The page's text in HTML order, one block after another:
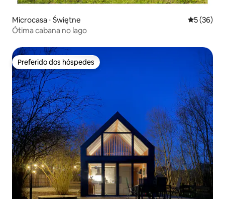
Microcasa ⋅ Świętne 5 de uma
5 (36)
Ótima cabana no lago
Preferido dos hóspedes
Preferido dos hóspedes